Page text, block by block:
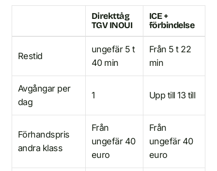
Direkttåg
TGV INOUI
ICE +
förbindelse
Restid
ungefär 5 t
40 min
Från 5 t 22
min
Avgångar per
dag
1 Upp till 13 till
Förhandspris
andra klass
Från
ungefär 40
euro
Från
ungefär 40
euro